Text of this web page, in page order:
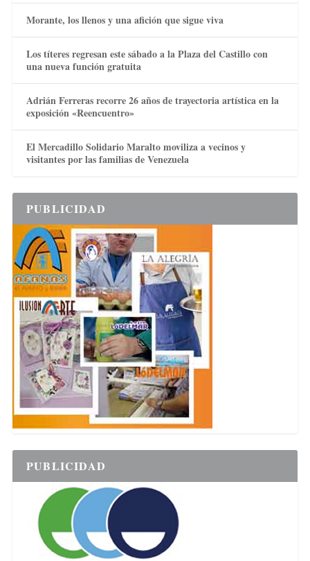
Morante, los llenos y una afición que sigue viva
Los títeres regresan este sábado a la Plaza del Castillo con
una nueva función gratuita
Adrián Ferreras recorre 26 años de trayectoria artística en la
exposición «Reencuentro»
El Mercadillo Solidario Maralto moviliza a vecinos y
visitantes por las familias de Venezuela
PUBLICIDAD
PUBLICIDAD